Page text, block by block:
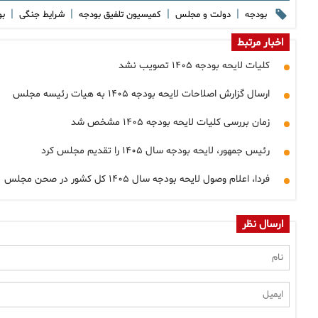
بودجه | دولت و مجلس | کمیسیون تلفیق بودجه | شرایط جنگی |
اخبار مرتبط
کلیات لایحه بودجه ۱۴۰۵ تصویب نشد
ارسال گزارش اصلاحات لایحه بودجه ۱۴۰۵ به هیات رئیسه مجلس
زمان بررسی کلیات لایحه بودجه ۱۴۰۵ مشخص شد
رئیس جمهور، لایحه بودجه سال ۱۴۰۵ را تقدیم مجلس کرد
فردا، اعلام وصول لایحه بودجه سال ۱۴۰۵ کل کشور در صحن مجلس
ارسال نظر